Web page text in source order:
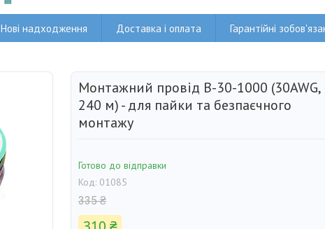
Нові надходження Доставка і оплата Гарантійні
Монтажний провід B-30-1000 (30AWG,
240 м) - для пайки та безпаєчного
монтажу
Готово до відправки
Код: 01085
335 ₴